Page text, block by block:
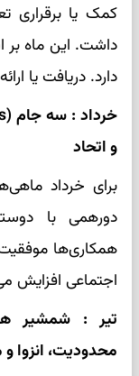
کمک یا برقراری
داشت. این ماه بر
دارد. دریافت یا
و اتحاد
برای خرداد
دورهمی با
همکاری‌ها
اجتماعی افزایش
محدودیت، انزوا